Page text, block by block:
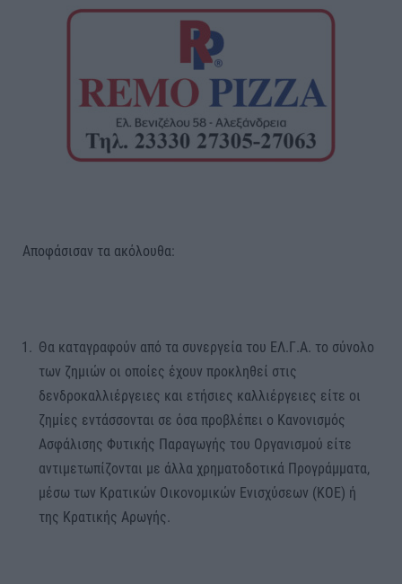
Αποφάσισαν τα ακόλουθα:
Θα καταγραφούν από τα συνεργεία του ΕΛ.Γ.Α. το σύνολο
των ζημιών οι οποίες έχουν προκληθεί στις
δενδροκαλλιέργειες και ετήσιες καλλιέργειες είτε οι
ζημίες εντάσσονται σε όσα προβλέπει ο Κανονισμός
Ασφάλισης Φυτικής Παραγωγής του Οργανισμού είτε
αντιμετωπίζονται με άλλα χρηματοδοτικά Προγράμματα,
μέσω των Κρατικών Οικονομικών Ενισχύσεων (ΚΟΕ) ή
της Κρατικής Αρωγής.